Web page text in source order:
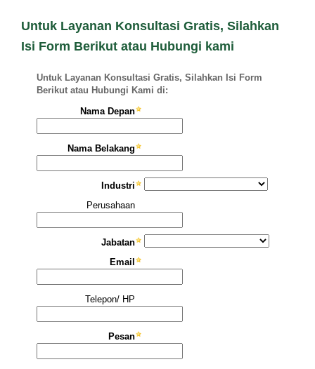
Untuk Layanan Konsultasi Gratis, Silahkan
Isi Form Berikut atau Hubungi kami